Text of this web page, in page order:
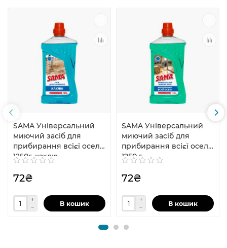
SAMA Універсальний
миючий засіб для
прибирання всієї оселі
1250г, кахлю
72₴
В кошик
SAMA Універсальний
миючий засіб для
прибирання всієї оселі,
1250 г
72₴
В кошик